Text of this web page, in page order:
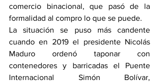
comercio binacional, que pasó de la
formalidad al compro lo que se puede.
La situación se puso más candente
cuando en 2019 el presidente Nicolás
Maduro ordenó taponar con
contenedores y barricadas el Puente
Internacional Simón Bolívar,